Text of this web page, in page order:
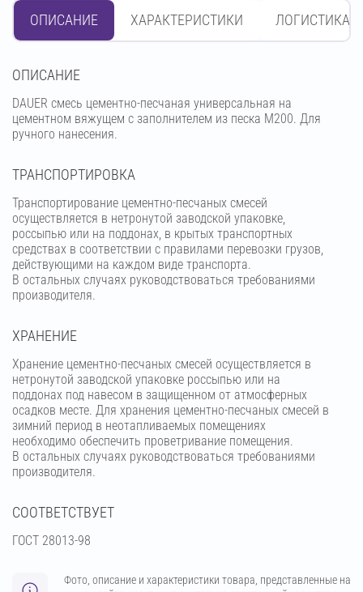
ОПИСАНИЕ ХАРАКТЕРИСТИКИ ЛОГИСТИКА
OПИСАНИЕ
DAUER смесь цементно-песчаная универсальная на
цементном вяжущем с заполнителем из песка М200. Для
ручного нанесения.
ТРАНСПОРТИРОВКА
Транспортирование цементно-песчаных смесей
осуществляется в нетронутой заводской упаковке,
россыпью или на поддонах, в крытых транспортных
средствах в соответствии с правилами перевозки грузов,
действующими на каждом виде транспорта.
В остальных случаях руководствоваться требованиями
производителя.
ХРАНЕНИЕ
Хранение цементно-песчаных смесей осуществляется в
нетронутой заводской упаковке россыпью или на
поддонах под навесом в защищенном от атмосферных
осадков месте. Для хранения цементно-песчаных смесей в
зимний период в неотапливаемых помещениях
необходимо обеспечить проветривание помещения.
В остальных случаях руководствоваться требованиями
производителя.
СООТВЕТСТВУЕТ
ГОСТ 28013-98
Фото, описание и характеристики товара, представленные на